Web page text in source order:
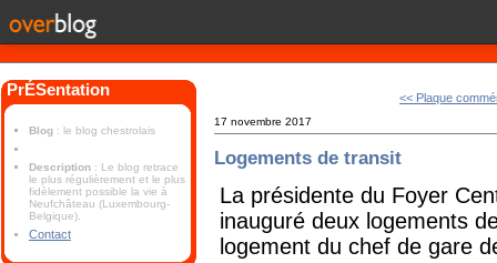
PrÉSentation
Blog : le blog chestrolais
Description : Le blog retrace
le plus régulièrement et le plus
fidèlement possible la vie à
Neufchâteau (Luxembourg-
Belgique).
Contact
<< Plaque
17 novembre 2017
Logements de transit
La présidente du Foyer
inauguré deux logements
logement du chef de gare